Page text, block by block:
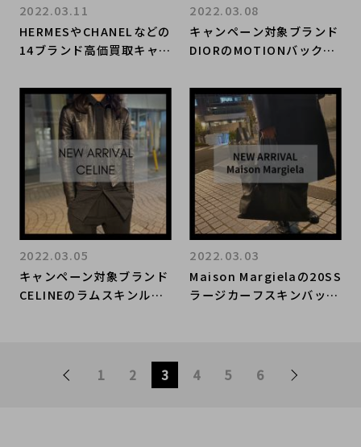
HERMESやCHANELなどの
14ブランド高価買取キャン
ご紹介！
2022.03.11
キャンペーン対象ブランド
DIORのMOTIONバックパ
2022.03.08
キャンペーン対象ブランド
CELINEのラムスキンルー
2022.03.05
Maison Margielaの20SS
ラージカーフスキンバッグ
2022.03.03
1 2 3 4 5 6